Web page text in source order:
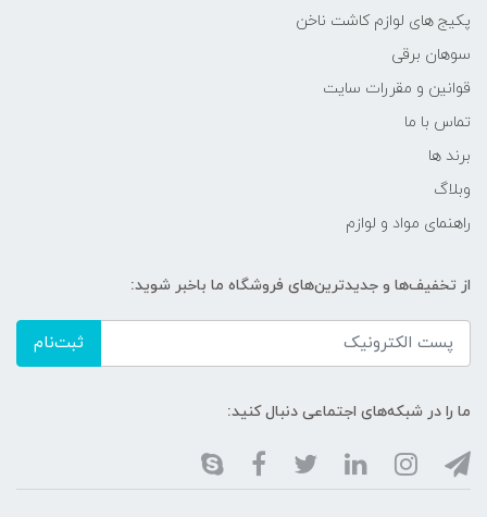
پکیج های لوازم کاشت ناخن
سوهان برقی
قوانین و مقررات سایت
تماس با ما
برند ها
وبلاگ
راهنمای مواد و لوازم
از تخفیف‌ها و جدیدترین‌های فروشگاه ما باخبر شوید:
ثبت‌نام
ما را در شبکه‌های اجتماعی دنبال کنید: